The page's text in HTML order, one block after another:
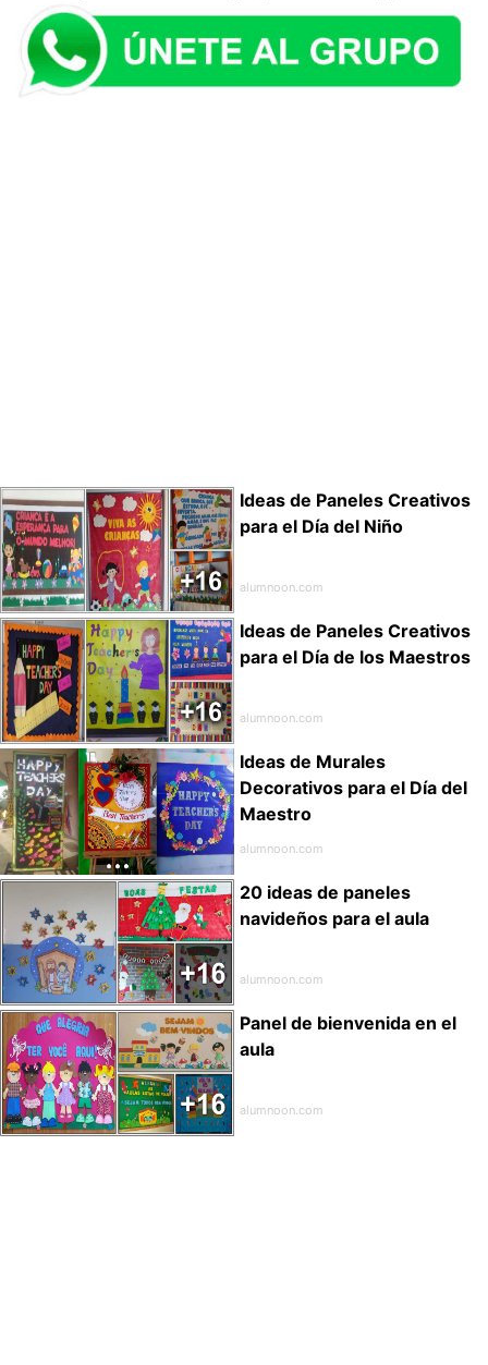
Ideas de Paneles Creativos
para el Día del Niño
alumnoon.com
Ideas de Paneles Creativos
para el Día de los Maestros
alumnoon.com
Ideas de Murales
Decorativos para el Día del
Maestro
alumnoon.com
20 ideas de paneles
navideños para el aula
alumnoon.com
Panel de bienvenida en el
aula
alumnoon.com